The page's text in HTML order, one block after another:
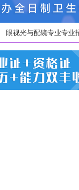
眼视光与配镜专业专业